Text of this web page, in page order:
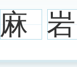
麻 岩